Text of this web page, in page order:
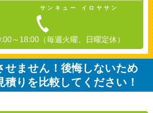
サンキュー イロヤサン
～18:00（毎週火曜、日曜定休）
せません！後悔しないため
積りを比較してください！